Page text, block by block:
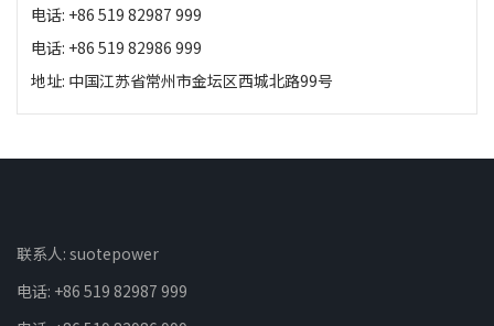
电话: +86 519 82987 999
电话: +86 519 82986 999
地址: 中国江苏省常州市金坛区西城北路99号
联系人: suotepower
电话: +86 519 82987 999